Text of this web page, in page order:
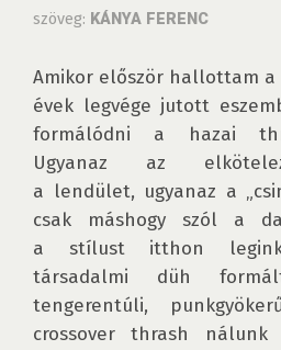
szöveg: KÁNYA FERENC
Amikor először hallottam a
évek legvége jutott
formálódni a hazai
Ugyanaz az
a lendület, ugyanaz a
csak máshogy szól a
a stílust itthon
társadalmi düh
tengerentúli,
crossover thrash nálunk